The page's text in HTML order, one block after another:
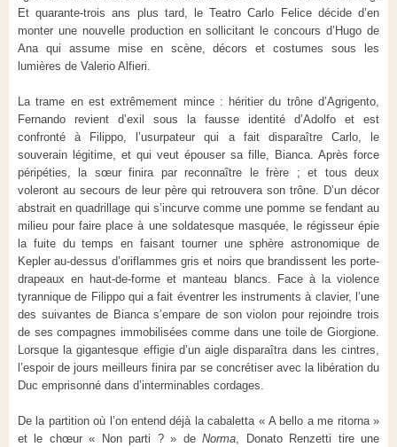
Et quarante-trois ans plus tard, le Teatro Carlo Felice décide d’en
monter une nouvelle production en sollicitant le concours d’Hugo de
Ana qui assume mise en scène, décors et costumes sous les
lumières de Valerio Alfieri.
La trame en est extrêmement mince : héritier du trône d’Agrigento,
Fernando revient d’exil sous la fausse identité d’Adolfo et est
confronté à Filippo, l’usurpateur qui a fait disparaître Carlo, le
souverain légitime, et qui veut épouser sa fille, Bianca. Après force
péripéties, la sœur finira par reconnaître le frère ; et tous deux
voleront au secours de leur père qui retrouvera son trône. D’un décor
abstrait en quadrillage qui s’incurve comme une pomme se fendant au
milieu pour faire place à une soldatesque masquée, le régisseur épie
la fuite du temps en faisant tourner une sphère astronomique de
Kepler au-dessus d’oriflammes gris et noirs que brandissent les porte-
drapeaux en haut-de-forme et manteau blancs. Face à la violence
tyrannique de Filippo qui a fait éventrer les instruments à clavier, l’une
des suivantes de Bianca s’empare de son violon pour rejoindre trois
de ses compagnes immobilisées comme dans une toile de Giorgione.
Lorsque la gigantesque effigie d’un aigle disparaîtra dans les cintres,
l’espoir de jours meilleurs finira par se concrétiser avec la libération du
Duc emprisonné dans d’interminables cordages.
De la partition où l’on entend déjà la cabaletta « A bello a me ritorna »
et le chœur « Non parti ? » deNorma, Donato Renzetti tire une